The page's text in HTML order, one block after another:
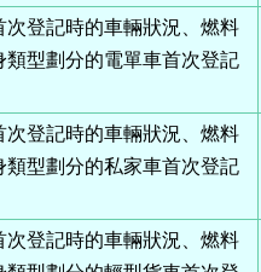
次登記時的車輛狀況、燃料
類型劃分的電單車首次登記
次登記時的車輛狀況、燃料
類型劃分的私家車首次登記
次登記時的車輛狀況、燃料